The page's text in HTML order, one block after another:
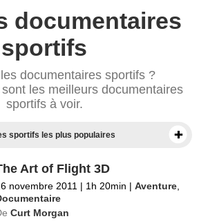
documentaires
sportifs
documentaires sportifs ?
les meilleurs documentaires
sportifs à voir.
sportifs les plus populaires
Art of Flight 3D
novembre 2011 | 1h 20min | Aventure
Curt Morgan